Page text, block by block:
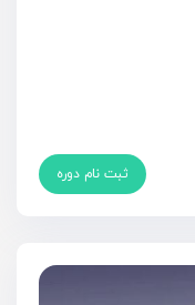
ثبت نام دوره